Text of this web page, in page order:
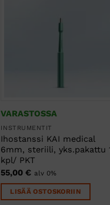
VARASTOSSA
INSTRUMENTIT
Ihostanssi KAI medical
6mm, steriili, yks.pakattu
kpl/ PKT
55,00€ alv 0%
LISÄÄ OSTOSKORIIN